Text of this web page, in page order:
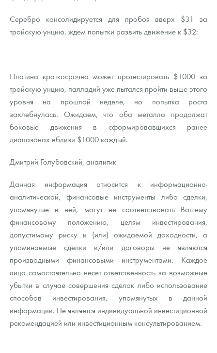
Серебро консолидируется для пробоя вверх $31 за
тройскую унцию, ждем попытки развить движение к $32:
Платина краткосрочно может протестировать $1000 за
тройскую унцию, палладий уже пытался пройти выше этого
уровня на прошлой неделе, но попытка роста
захлебнулась. Ожидаем, что оба металла продолжат
боковые движения в сформировавшихся ранее
диапазонах вблизи $1000 каждый.
Дмитрий Голубовский, аналитик
Данная информация относится к информационно-
аналитической, финансовые инструменты либо сделки,
упомянутые в ней, могут не соответствовать Вашему
финансовому положению, целям инвестирования,
допустимому риску и (или) ожидаемой доходности, а
упоминаемые сделки и/или договоры не являются
производными финансовыми инструментами. Каждое
лицо самостоятельно несет ответственность за возможные
убытки в случае совершения сделок либо использование
способов инвестирования, упомянутых в данной
информации. Не является индивидуальной инвестиционной
рекомендацией или инвестиционным консультированием.